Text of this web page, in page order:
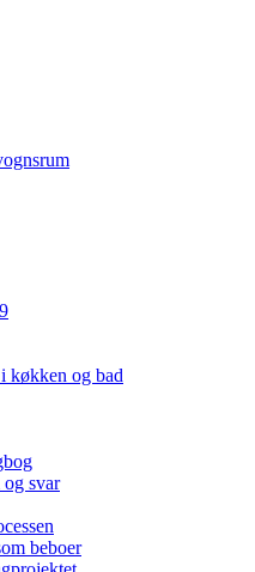
køkken og bad
og svar
beboer